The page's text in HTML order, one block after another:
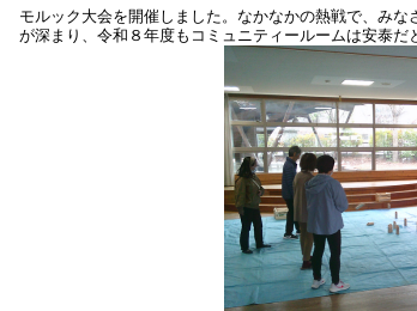
モルック大会を開催しました。なかなかの熱戦で、み
が深まり、令和８年度もコミュニティールームは安泰だ